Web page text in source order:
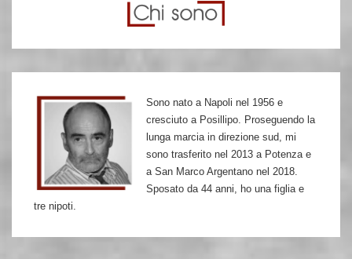
Sono nato a Napoli nel 1956 e
cresciuto a Posillipo. Proseguendo la
lunga marcia in direzione sud, mi
sono trasferito nel 2013 a Potenza e
a San Marco Argentano nel 2018.
Sposato da 44 anni, ho una figlia e
tre nipoti.